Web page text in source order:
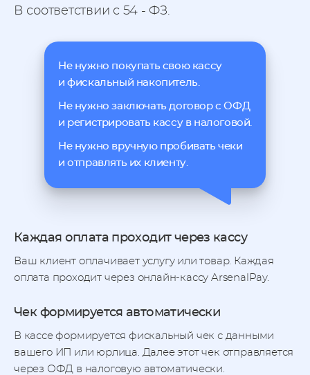
В соответствии с 54 - ФЗ.
Не нужно покупать свою кассу
и фискальный накопитель.
Не нужно заключать договор с ОФД
и регистрировать кассу в налоговой.
Не нужно вручную пробивать чеки
и отправлять их клиенту.
Каждая оплата проходит через кассу
Ваш клиент оплачивает услугу или товар. Каждая
оплата проходит через онлайн-кассу ArsenalPay.
Чек формируется автоматически
В кассе формируется фискальный чек с данными
вашего ИП или юрлица. Далее этот чек отправляется
через ОФД в налоговую автоматически.